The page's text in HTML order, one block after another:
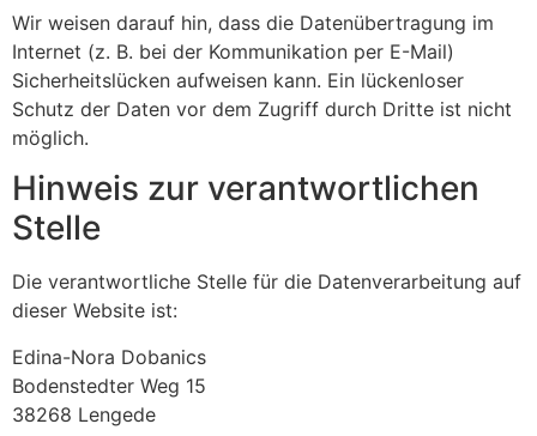
Wir weisen darauf hin, dass die Datenübertragung im
Internet (z. B. bei der Kommunikation per E-Mail)
Sicherheitslücken aufweisen kann. Ein lückenloser
Schutz der Daten vor dem Zugriff durch Dritte ist nicht
möglich.
Hinweis zur verantwortlichen
Stelle
Die verantwortliche Stelle für die Datenverarbeitung auf
dieser Website ist:
Edina-Nora Dobanics
Bodenstedter Weg 15
38268 Lengede